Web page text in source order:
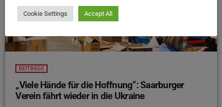
BEITRÄGE
„Viele Hände für die Hoffnung“: Saarburger
Verein fährt wieder in die Ukraine
Cookie Settings Accept All